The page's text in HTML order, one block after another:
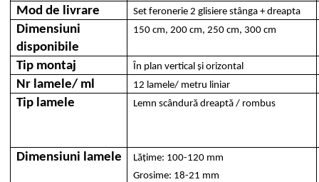
Mod de livrare Set feronerie 2 glisiere stânga + dreapta
Dimensiuni
disponibile
150 cm, 200 cm, 250 cm, 300 cm
Tip montaj În plan vertical și orizontal
Nr lamele/ ml 12 lamele/ metru liniar
Tip lamele Lemn scândură dreaptă / rombus
Dimensiuni lamele
Lățime: 100-120 mm
Grosime: 18-21 mm